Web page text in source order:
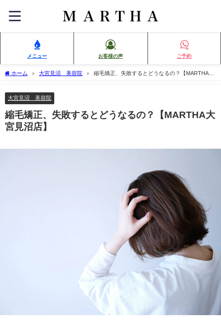
メニュー お客様の声 ご予約
ホーム 大宮見沼 美容院
縮毛矯正、失敗するとどうなるの？【MARTHA大
大宮見沼 美容院
縮毛矯正、失敗するとどうなるの？【MARTHA大
宮見沼店】